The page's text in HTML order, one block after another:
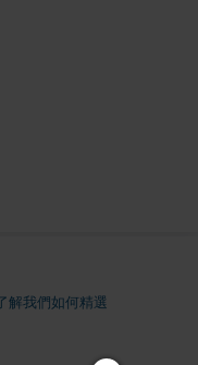
了解我們如何精選